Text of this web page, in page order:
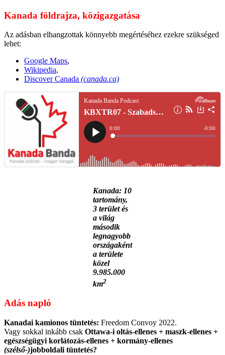
Kanada földrajza, közigazgatása
Az adásban elhangzottak könnyebb megértéséhez ezekre szükséged
lehet:
Google Maps,
Wikipedia,
Discover Canada (canada.ca)
Kanada: 10
tartomány,
3 terület és
a világ
második
legnagyobb
országaként
a területe
közel
9.985.000
km2
Adás napló
Kanadai kamionos tüntetés: Freedom Convoy 2022.
Vagy sokkal inkább csak Ottawa-i oltás-ellenes + maszk-ellenes +
egészségügyi korlátozás-ellenes + kormány-ellenes
(szélső-)jobboldali tüntetés?